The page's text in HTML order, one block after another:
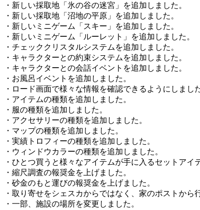
・新しい採取地「氷の谷の迷宮」を追加しました。
・新しい採取地「沼地の平原」を追加しました。
・新しいミニゲーム「スキー」を追加しました。
・新しいミニゲーム「ルーレット」を追加しました。
・チェッククリスタルシステムを追加しました。
・キャラクターとの約束システムを追加しました。
・キャラクターとの会話イベントを追加しました。
・お風呂イベントを追加しました。
・ロード画面で様々な情報を確認できるようにしました
・アイテムの種類を追加しました。
・服の種類を追加しました。
・アクセサリーの種類を追加しました。
・マップの種類を追加しました。
・実績トロフィーの種類を追加しました。
・ウィンドウカラーの種類を追加しました。
・ひとつ買うと様々なアイテムが手に入るセットアイ
・縮尺調査の報奨金を上げました。
・砂金のもと運びの報奨金を上げました。
・取り寄せをシェスカからではなく、家のポストから
・一部、施設の場所を変更しました。